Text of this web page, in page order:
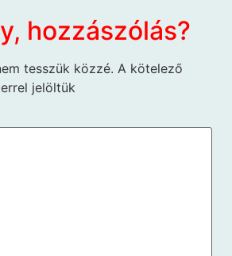
hozzászólás?
tesszük közzé. A kötelező
jelöltük